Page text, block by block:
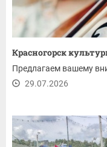
Красногорск
Предлагаем вашему
29.07.2026